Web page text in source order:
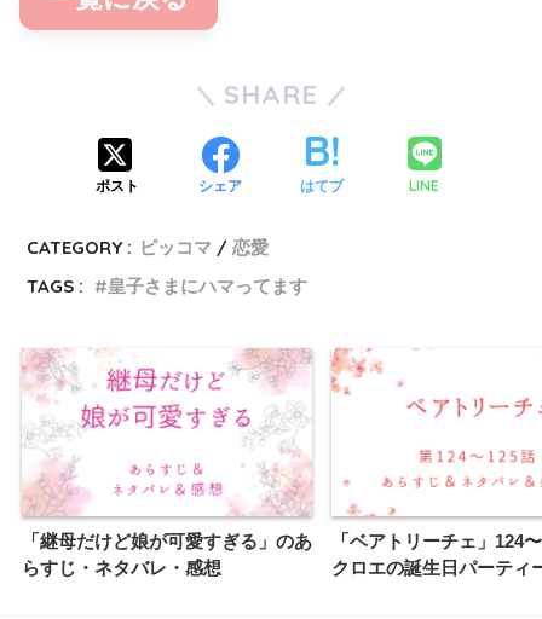
SHARE
ポスト シェア はてブ LINE
CATEGORY : ピッコマ
恋愛
TAGS :
皇子さまにハマってます
「継母だけど娘が可愛すぎる」のあ
らすじ・ネタバレ・感想
「ベアトリーチェ」124
クロエの誕生日パーティ